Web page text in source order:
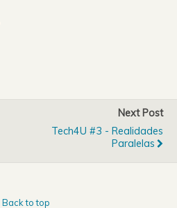
Next Post
Tech4U #3 - Realidades
Paralelas
Back to top